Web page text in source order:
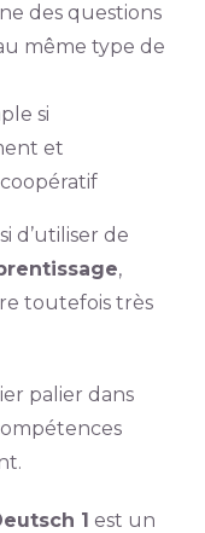
des questions
même type de
si
et
d’utiliser de
,
toutefois très
palier dans
1 est un